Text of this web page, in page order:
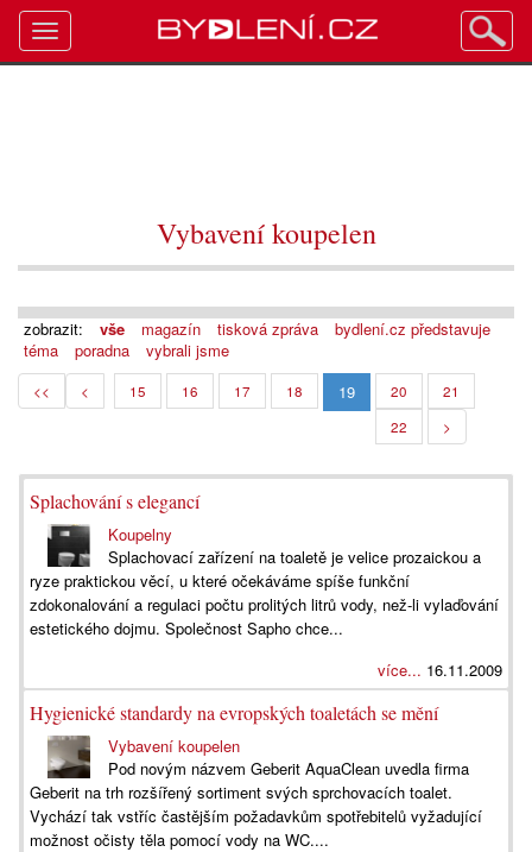
Vybavení koupelen
zobrazit: vše magazín tisková zpráva
bydlení.cz představuje
téma
poradna vybrali jsme
<< < 15 16 17 18 19 20
21
22
>
Splachování s elegancí
Koupelny
Splachovací zařízení na toaletě je velice prozaickou a
ryze praktickou věcí, u které očekáváme spíše funkční
zdokonalování a regulaci počtu prolitých litrů vody, než-li vylaďování
estetického dojmu. Společnost Sapho chce...
více... 16.11.2009
Hygienické standardy na evropských toaletách se mění
Vybavení koupelen
Pod novým názvem Geberit AquaClean uvedla firma
Geberit na trh rozšířený sortiment svých sprchovacích toalet.
Vychází tak vstříc častějším požadavkům spotřebitelů vyžadující
možnost očisty těla pomocí vody na WC....
Toggle
navigation